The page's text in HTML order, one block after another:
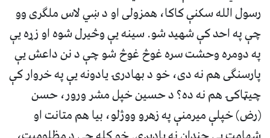
رسول الله سکنې کاکا، همزولی او د ښي لاس ملګری وو
چې په احد کې شهید شو. سینه یې وڅیرل شوه او زړه یې
په دومره وحشت سره غوڅ غوڅ شو چې د نن داعش یې
پارسنګی هم نه دی، خو د بهادرۍ یادونه یې په خروار کې
چیټاکۍ هم نه ده؟ د حسین خپل مشر ورور، حسن
(رض) خپلې میرمنې په زهرو ووژلو، بیا هم متانت او